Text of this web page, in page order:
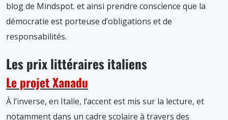
blog de Mindspot. et ainsi prendre conscience que la
démocratie est porteuse d’obligations et de
responsabilités.
Les prix littéraires italiens
Le projet Xanadu
À l’inverse, en Italie, l’accent est mis sur la lecture, et
notamment dans un cadre scolaire à travers des